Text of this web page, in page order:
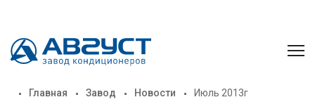
Главная Завод Новости Июль 2013г